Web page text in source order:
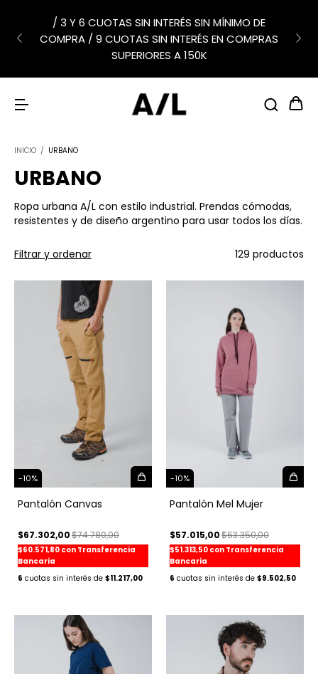
/ 3 Y 6 CUOTAS SIN INTERÉS SIN MÍNIMO DE
COMPRA / 9 CUOTAS SIN INTERÉS EN COMPRAS
SUPERIORES A 150K
INICIO / URBANO
URBANO
Ropa urbana A/L con estilo industrial. Prendas cómodas,
resistentes y de diseño argentino para usar todos los días.
Filtrar y ordenar 129 productos
-10%
Pantalón Canvas
$67.302,00$74.780,00
$60.571,80 con Transferencia
Bancaria
6
$11.217,00
-10%
Pantalón Mel Mujer
$57.015,00$63.350,00
$51.313,50 con Transferencia
Bancaria
6
$9.502,50